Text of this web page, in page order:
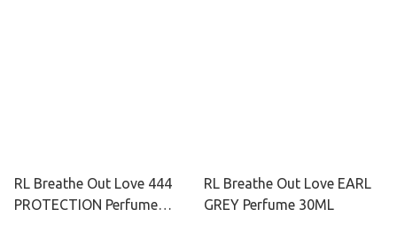
RL Breathe Out Love 444
PROTECTION Perfume
RL Breathe Out Love EARL
GREY Perfume 30ML